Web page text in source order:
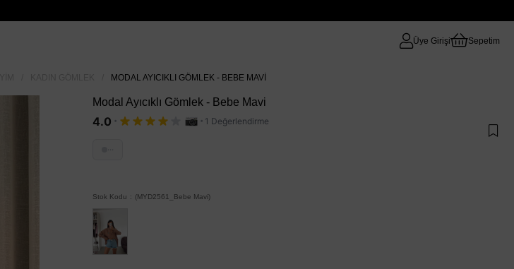
Üye Girişi Sepetim
MODAL AYICIKLI GÖMLEK - BEBE MAVI
Modal Ayıcıklı Gömlek - Bebe Mavi
4.0 · · 1 Değerlendirme
Stok Kodu (MYD2561_Bebe Mavi)